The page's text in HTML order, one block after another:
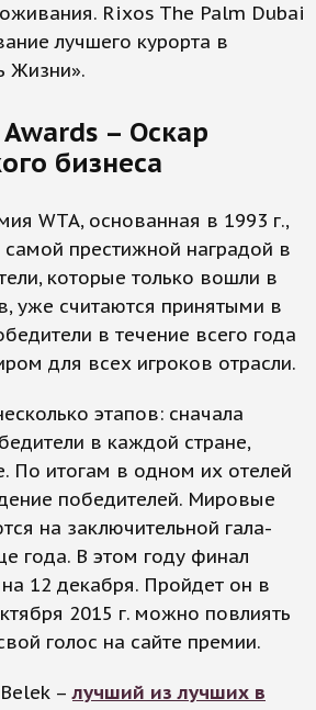
Rixos The Palm Dubai
лучшего курорта в
Жизни».
– Оскар
бизнеса
WTA, основанная в 1993 г.,
самой престижной наградой в
которые только вошли в
уже считаются принятыми в
в течение всего года
для всех игроков отрасли.
этапов: сначала
в каждой стране,
По итогам в одном их отелей
победителей. Мировые
на заключительной гала-
года. В этом году финал
12 декабря. Пройдет он в
2015 г. можно повлиять
голос на сайте премии.
–лучший из лучших в